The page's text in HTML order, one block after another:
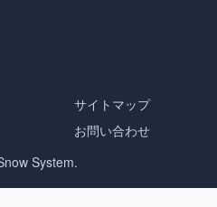
サイトマップ
お問い合わせ
System.